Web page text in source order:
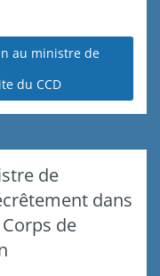
au ministre de
du CCD
de
dans
de